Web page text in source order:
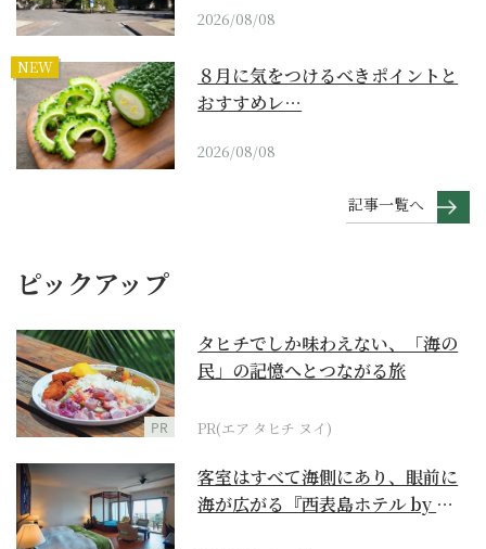
2026/08/08
NEW
８月に気をつけるべきポイントと
おすすめレ…
2026/08/08
記事一覧へ
ピックアップ
PR
タヒチでしか味わえない、「海の
民」の記憶へとつながる旅
PR(エア タヒチ ヌイ)
客室はすべて海側にあり、眼前に
海が広がる『西表島ホテル by 星